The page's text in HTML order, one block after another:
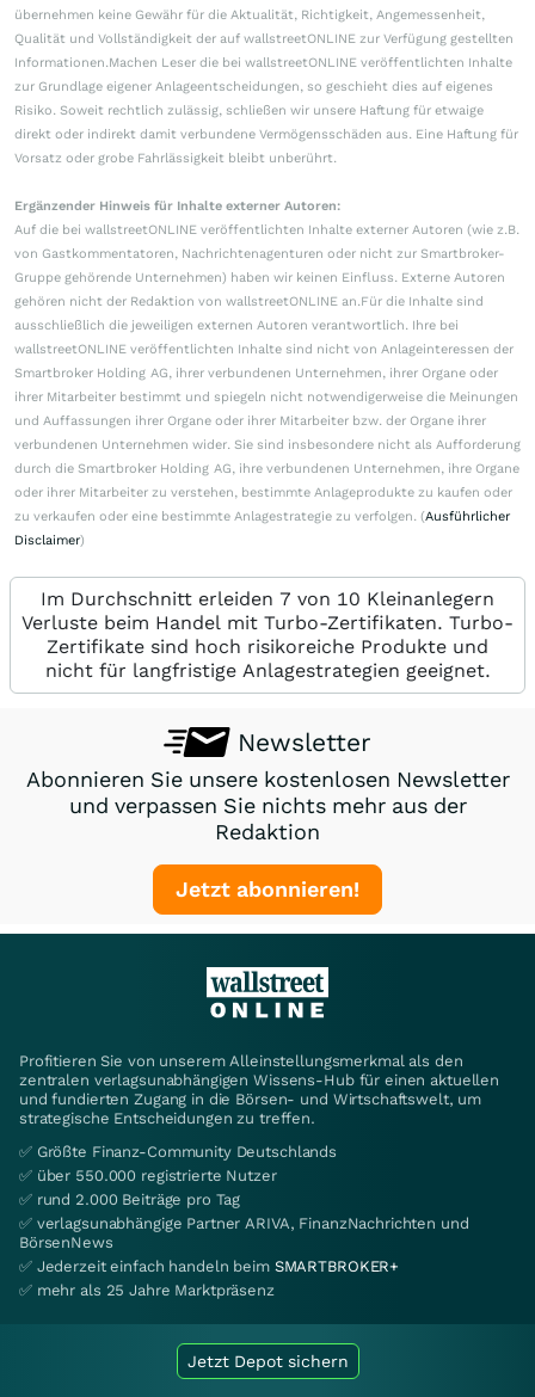
übernehmen keine Gewähr für die Aktualität, Richtigkeit, Angemessenheit,
Qualität und Vollständigkeit der auf wallstreetONLINE zur Verfügung gestellten
Informationen.Machen Leser die bei wallstreetONLINE veröffentlichten Inhalte
zur Grundlage eigener Anlageentscheidungen, so geschieht dies auf eigenes
Risiko. Soweit rechtlich zulässig, schließen wir unsere Haftung für etwaige
direkt oder indirekt damit verbundene Vermögensschäden aus. Eine Haftung für
Vorsatz oder grobe Fahrlässigkeit bleibt unberührt.
Ergänzender Hinweis für Inhalte externer Autoren:
Auf die bei wallstreetONLINE veröffentlichten Inhalte externer Autoren (wie z.B.
von Gastkommentatoren, Nachrichtenagenturen oder nicht zur Smartbroker-
Gruppe gehörende Unternehmen) haben wir keinen Einfluss. Externe Autoren
gehören nicht der Redaktion von wallstreetONLINE an.Für die Inhalte sind
ausschließlich die jeweiligen externen Autoren verantwortlich. Ihre bei
wallstreetONLINE veröffentlichten Inhalte sind nicht von Anlageinteressen der
Smartbroker Holding AG, ihrer verbundenen Unternehmen, ihrer Organe oder
ihrer Mitarbeiter bestimmt und spiegeln nicht notwendigerweise die Meinungen
und Auffassungen ihrer Organe oder ihrer Mitarbeiter bzw. der Organe ihrer
verbundenen Unternehmen wider. Sie sind insbesondere nicht als Aufforderung
durch die Smartbroker Holding AG, ihre verbundenen Unternehmen, ihre Organe
oder ihrer Mitarbeiter zu verstehen, bestimmte Anlageprodukte zu kaufen oder
zu verkaufen oder eine bestimmte Anlagestrategie zu verfolgen. (Ausführlicher
Disclaimer)
Im Durchschnitt erleiden 7 von 10 Kleinanlegern
Verluste beim Handel mit Turbo-Zertifikaten. Turbo-
Zertifikate sind hoch risikoreiche Produkte und
nicht für langfristige Anlagestrategien geeignet.
Newsletter
Abonnieren Sie unsere kostenlosen Newsletter
und verpassen Sie nichts mehr aus der
Redaktion
Jetzt abonnieren!
Profitieren Sie von unserem Alleinstellungsmerkmal als den
zentralen verlagsunabhängigen Wissens-Hub für einen aktuellen
und fundierten Zugang in die Börsen- und Wirtschaftswelt, um
strategische Entscheidungen zu treffen.
✅ Größte Finanz-Community Deutschlands
✅ über 550.000 registrierte Nutzer
✅ rund 2.000 Beiträge pro Tag
✅ verlagsunabhängige Partner ARIVA, FinanzNachrichten und
BörsenNews
✅ Jederzeit einfach handeln beim SMARTBROKER+
✅ mehr als 25 Jahre Marktpräsenz
Jetzt Depot sichern